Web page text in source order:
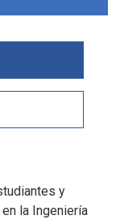
y
la Ingeniería